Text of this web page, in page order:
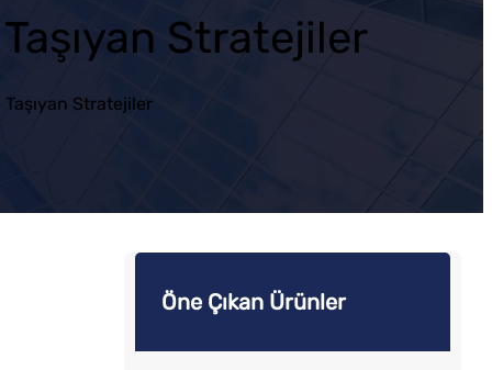
Stratejiler
Stratejiler
Öne Çıkan Ürünler